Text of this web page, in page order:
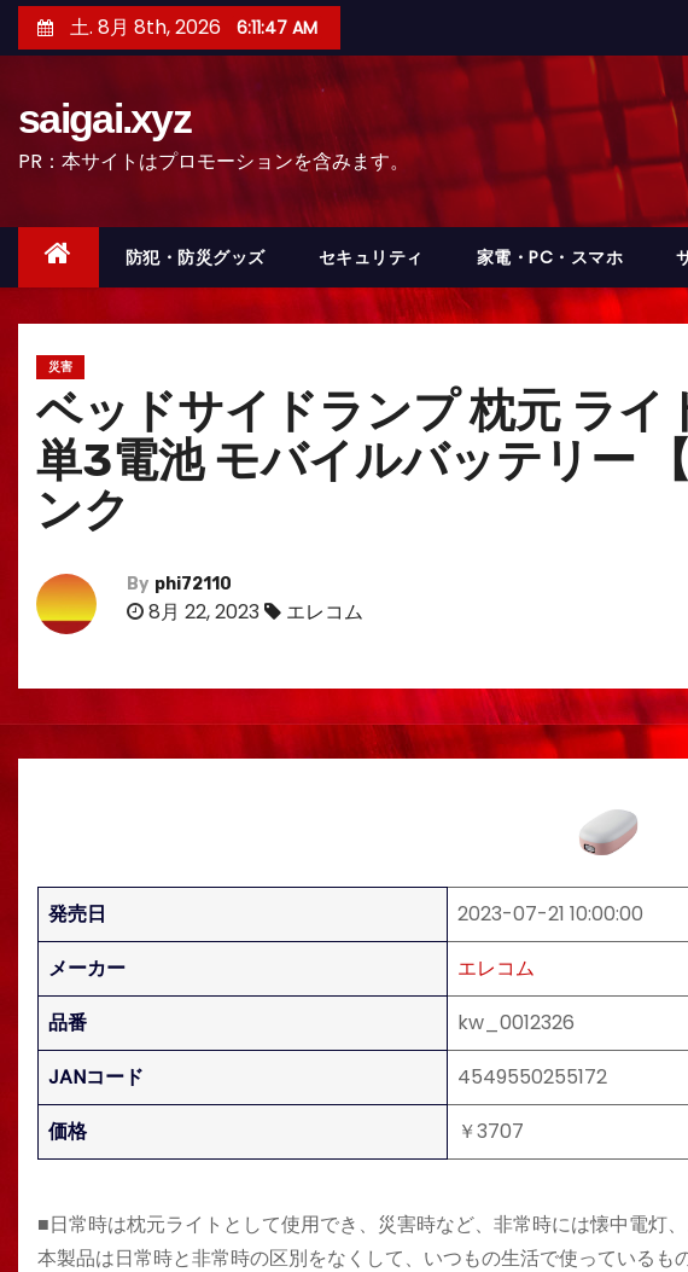
ン
ッ
土. 8月 8th, 2026 6:11:49 AM
saigai.xyz
PR：本サイトはプロモーションを含みます。
防犯・防災グッズ セキュリティ 家電・PC・スマホ
災害
ベッドサイドランプ 枕元 ライ
単3電池 モバイルバッテリー
ンク
By phi72110
8月 22, 2023 エレコム
発売日
2023-07-21 10:00:00
メーカー
エレコム
品番
kw_0012326
JANコード
4549550255172
価格
￥3707
■日常時は枕元ライトとして使用でき、災害時など、非常時には懐中電灯
本製品は日常時と非常時の区別をなくして、いつもの生活で使っている